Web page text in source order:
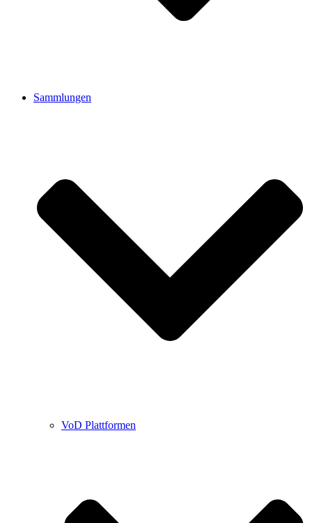
Sammlungen
VoD Plattformen